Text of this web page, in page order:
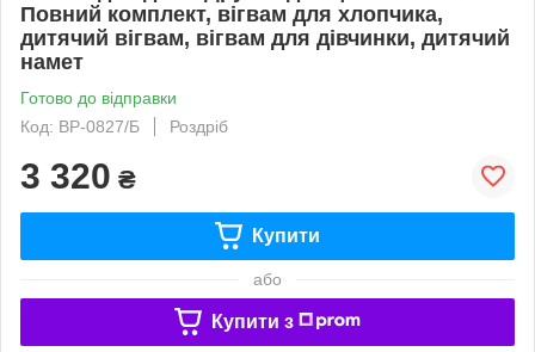
Повний комплект, вігвам для хлопчика,
дитячий вігвам, вігвам для дівчинки, дитячий
намет
Готово до відправки
Код: ВР-0827/Б
Роздріб
3 320 ₴
Купити
або
Купити з